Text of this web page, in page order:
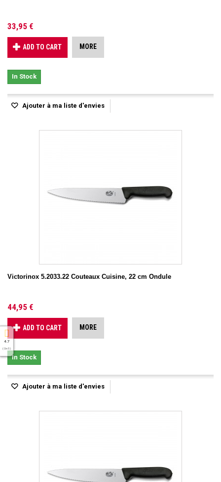
33,95 €
ADD TO CART MORE
In Stock
Ajouter à ma liste d'envies
Victorinox 5.2033.22 Couteaux Cuisine, 22 cm Ondule
44,95 €
ADD TO CART MORE
In Stock
Ajouter à ma liste d'envies
4.7
( On 5 )